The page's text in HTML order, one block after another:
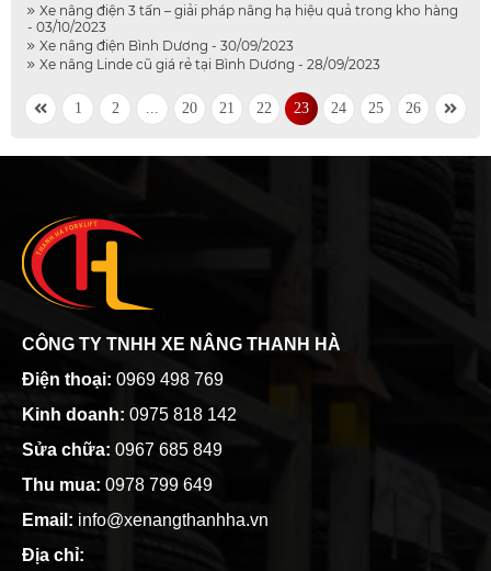
Xe nâng điện 3 tấn – giải pháp nâng hạ hiệu quả trong kho hàng
- 03/10/2023
Xe nâng điện Bình Dương - 30/09/2023
Xe nâng Linde cũ giá rẻ tại Bình Dương - 28/09/2023
1 2 20 21 22 23 24 25 26
CÔNG TY TNHH XE NÂNG THANH HÀ
Điện thoại: 0969 498 769
Kinh doanh: 0975 818 142
Sửa chữa: 0967 685 849
Thu mua: 0978 799 649
Email: info@xenangthanhha.vn
Địa chỉ: